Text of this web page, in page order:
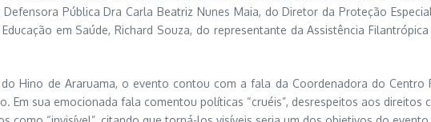
Pública Dra Carla Beatriz Nunes Maia, do Diretor da Proteção
em Saúde, Richard Souza, do representante da Assistência
Hino de Araruama, o evento contou com a fala da Coordenadora do Centro
Em sua emocionada fala comentou políticas “cruéis”, desrespeitos aos